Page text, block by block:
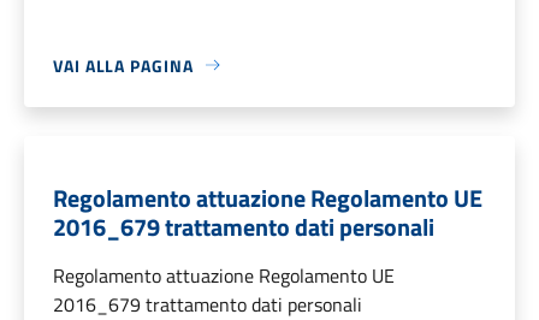
VAI ALLA PAGINA
Regolamento attuazione Regolamento UE
2016_679 trattamento dati personali
Regolamento attuazione Regolamento UE
2016_679 trattamento dati personali